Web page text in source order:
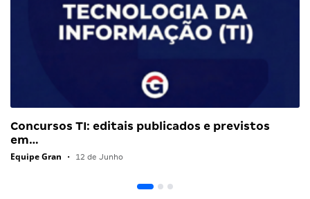
Concursos TI: editais publicados e previstos
em…
Equipe Gran • 12 de Junho